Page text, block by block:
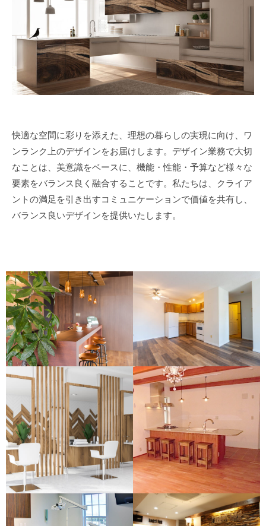
快適な空間に彩りを添えた、理想の暮らしの実現に向け、ワ
ンランク上のデザインをお届けします。デザイン業務で大切
なことは、美意識をベースに、機能・性能・予算など様々な
要素をバランス良く融合することです。私たちは、クライア
ントの満足を引き出すコミュニケーションで価値を共有し、
バランス良いデザインを提供いたします。